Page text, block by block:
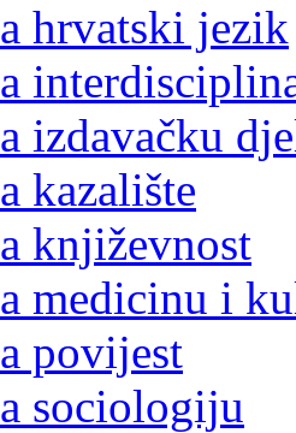
hrvatski jezik
izdavačku
kazalište
književnost
medicinu i
povijest
sociologiju